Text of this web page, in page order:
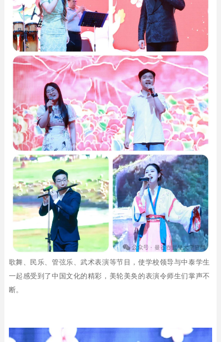
歌舞、民乐、管弦乐、武术表演等节目，使学校领导与中泰学生
一起感受到了中国文化的精彩，美轮美奂的表演令师生们掌声不
断。